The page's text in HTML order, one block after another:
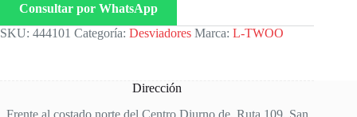
Consultar por WhatsApp
SKU: 444101 Categoría: Desviadores Marca: L-TWOO
Dirección
Frente al costado norte del Centro Diurno de, Ruta 109, San